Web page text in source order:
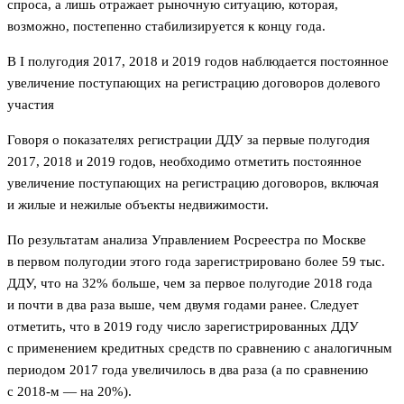
спроса, а лишь отражает рыночную ситуацию, которая,
возможно, постепенно стабилизируется к концу года.
В I полугодия 2017, 2018 и 2019 годов наблюдается постоянное
увеличение поступающих на регистрацию договоров долевого
участия
Говоря о показателях регистрации ДДУ за первые полугодия
2017, 2018 и 2019 годов, необходимо отметить постоянное
увеличение поступающих на регистрацию договоров, включая
и жилые и нежилые объекты недвижимости.
По результатам анализа Управлением Росреестра по Москве
в первом полугодии этого года зарегистрировано более 59 тыс.
ДДУ, что на 32% больше, чем за первое полугодие 2018 года
и почти в два раза выше, чем двумя годами ранее. Следует
отметить, что в 2019 году число зарегистрированных ДДУ
с применением кредитных средств по сравнению с аналогичным
периодом 2017 года увеличилось в два раза (а по сравнению
с 2018-м — на 20%).